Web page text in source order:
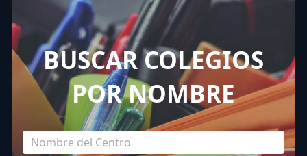
BUSCAR COLEGIOS
POR NOMBRE